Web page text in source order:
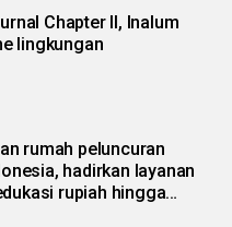
Chapter II, Inalum
lingkungan
rumah peluncuran
hadirkan layanan
rupiah hingga